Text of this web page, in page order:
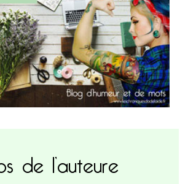
de l’auteure